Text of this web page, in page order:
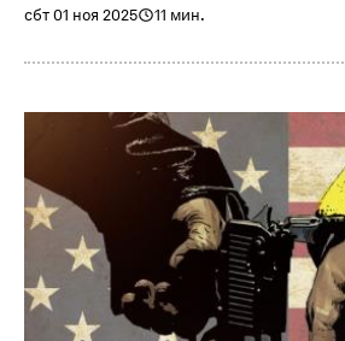
сбт 01 ноя 2025 11 мин.